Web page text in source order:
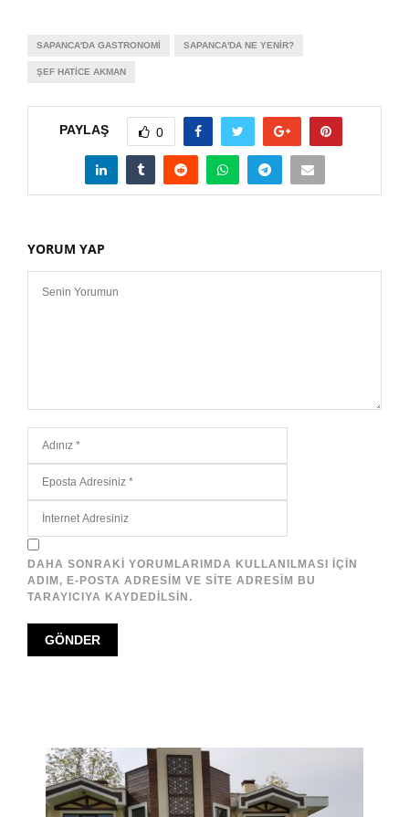
SAPANCA'DA GASTRONOMI SAPANCA'DA NE YENIR?
ŞEF HATICE AKMAN
PAYLAŞ 0
YORUM YAP
DAHA SONRAKI YORUMLARIMDA KULLANILMASI IÇIN
ADIM, E-POSTA ADRESIM VE SITE ADRESIM BU
TARAYICIYA KAYDEDILSIN.